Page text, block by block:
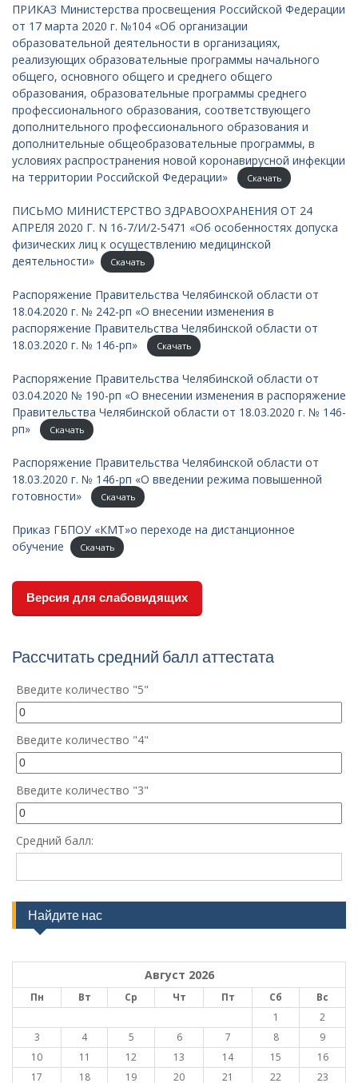
ПРИКАЗ Министерства просвещения Российской Федерации
от 17 марта 2020 г. №104 «Об организации
образовательной деятельности в организациях,
реализующих образовательные программы начального
общего, основного общего и среднего общего
образования, образовательные программы среднего
профессионального образования, соответствующего
дополнительного профессионального образования и
дополнительные общеобразовательные программы, в
условиях распространения новой коронавирусной инфекции
на территории Российской Федерации»
Скачать
ПИСЬМО МИНИСТЕРСТВО ЗДРАВООХРАНЕНИЯ ОТ 24
АПРЕЛЯ 2020 Г. N 16-7/И/2-5471 «Об особенностях допуска
физических лиц к осуществлению медицинской
деятельности»
Скачать
Распоряжение Правительства Челябинской области от
18.04.2020 г. № 242-рп «О внесении изменения в
распоряжение Правительства Челябинской области от
18.03.2020 г. № 146-рп»
Скачать
Распоряжение Правительства Челябинской области от
03.04.2020 № 190-рп «О внесении изменения в распоряжение
Правительства Челябинской области от 18.03.2020 г. № 146-
рп»
Скачать
Распоряжение Правительства Челябинской области от
18.03.2020 г. № 146-рп «О введении режима повышенной
готовности»
Скачать
Приказ ГБПОУ «КМТ»о переходе на дистанционное
обучение
Скачать
Версия для слабовидящих
Рассчитать средний балл аттестата
Введите количество "5"
Введите количество "4"
Введите количество "3"
Средний балл:
Найдите нас
Август 2026
Пн Вт Ср Чт Пт Сб
Вс
1
2
3
4 5 6 7 8
9
10
11 12 13 14 15
16
17
18 19 20 21 22 23